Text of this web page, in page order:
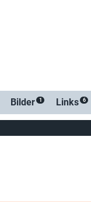
Bilder 1 Links 6